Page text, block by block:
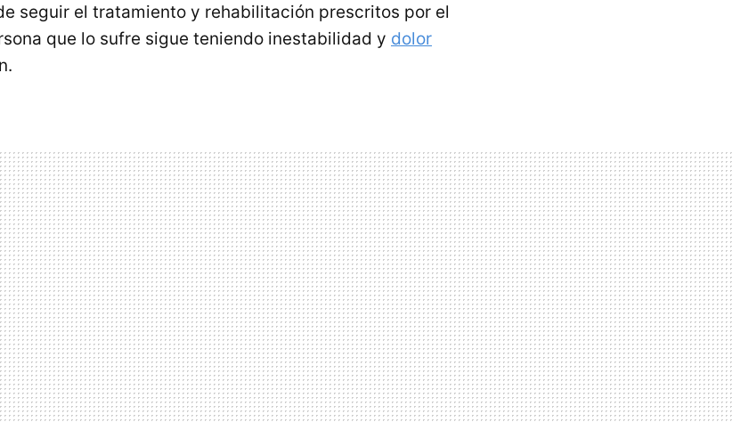
seguir el tratamiento y rehabilitación prescritos por el
que lo sufre sigue teniendo inestabilidad y dolor